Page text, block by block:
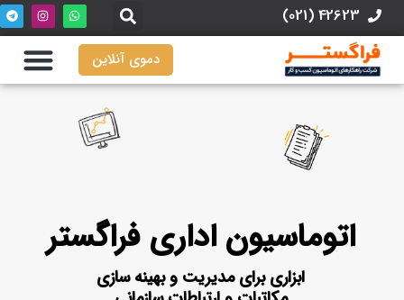
42623 (021)
دموی آنلاین
اتوماسیون اداری فراگستر
ابزاری برای مدیریت و بهینه‌ سازی